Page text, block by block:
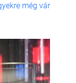
még vár